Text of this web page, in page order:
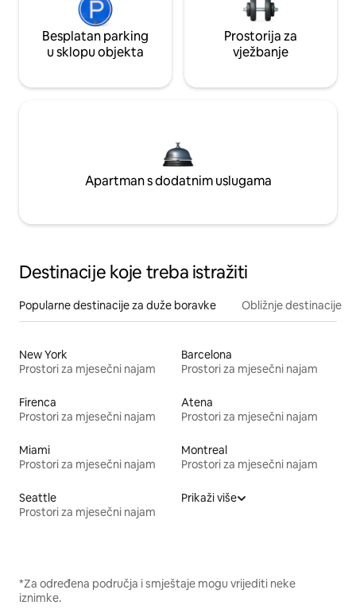
Besplatan parking
u sklopu objekta
Prostorija za
vježbanje
Apartman s dodatnim uslugama
Destinacije koje treba istražiti
Popularne destinacije za duže boravke Obližnje destinacije
New York
Prostori za mjesečni najam
Barcelona
Prostori za mjesečni najam
Firenca
Prostori za mjesečni najam
Atena
Prostori za mjesečni najam
Miami
Prostori za mjesečni najam
Montreal
Prostori za mjesečni najam
Seattle
Prostori za mjesečni najam
Prikaži više
*Za određena područja i smještaje mogu vrijediti neke
iznimke.